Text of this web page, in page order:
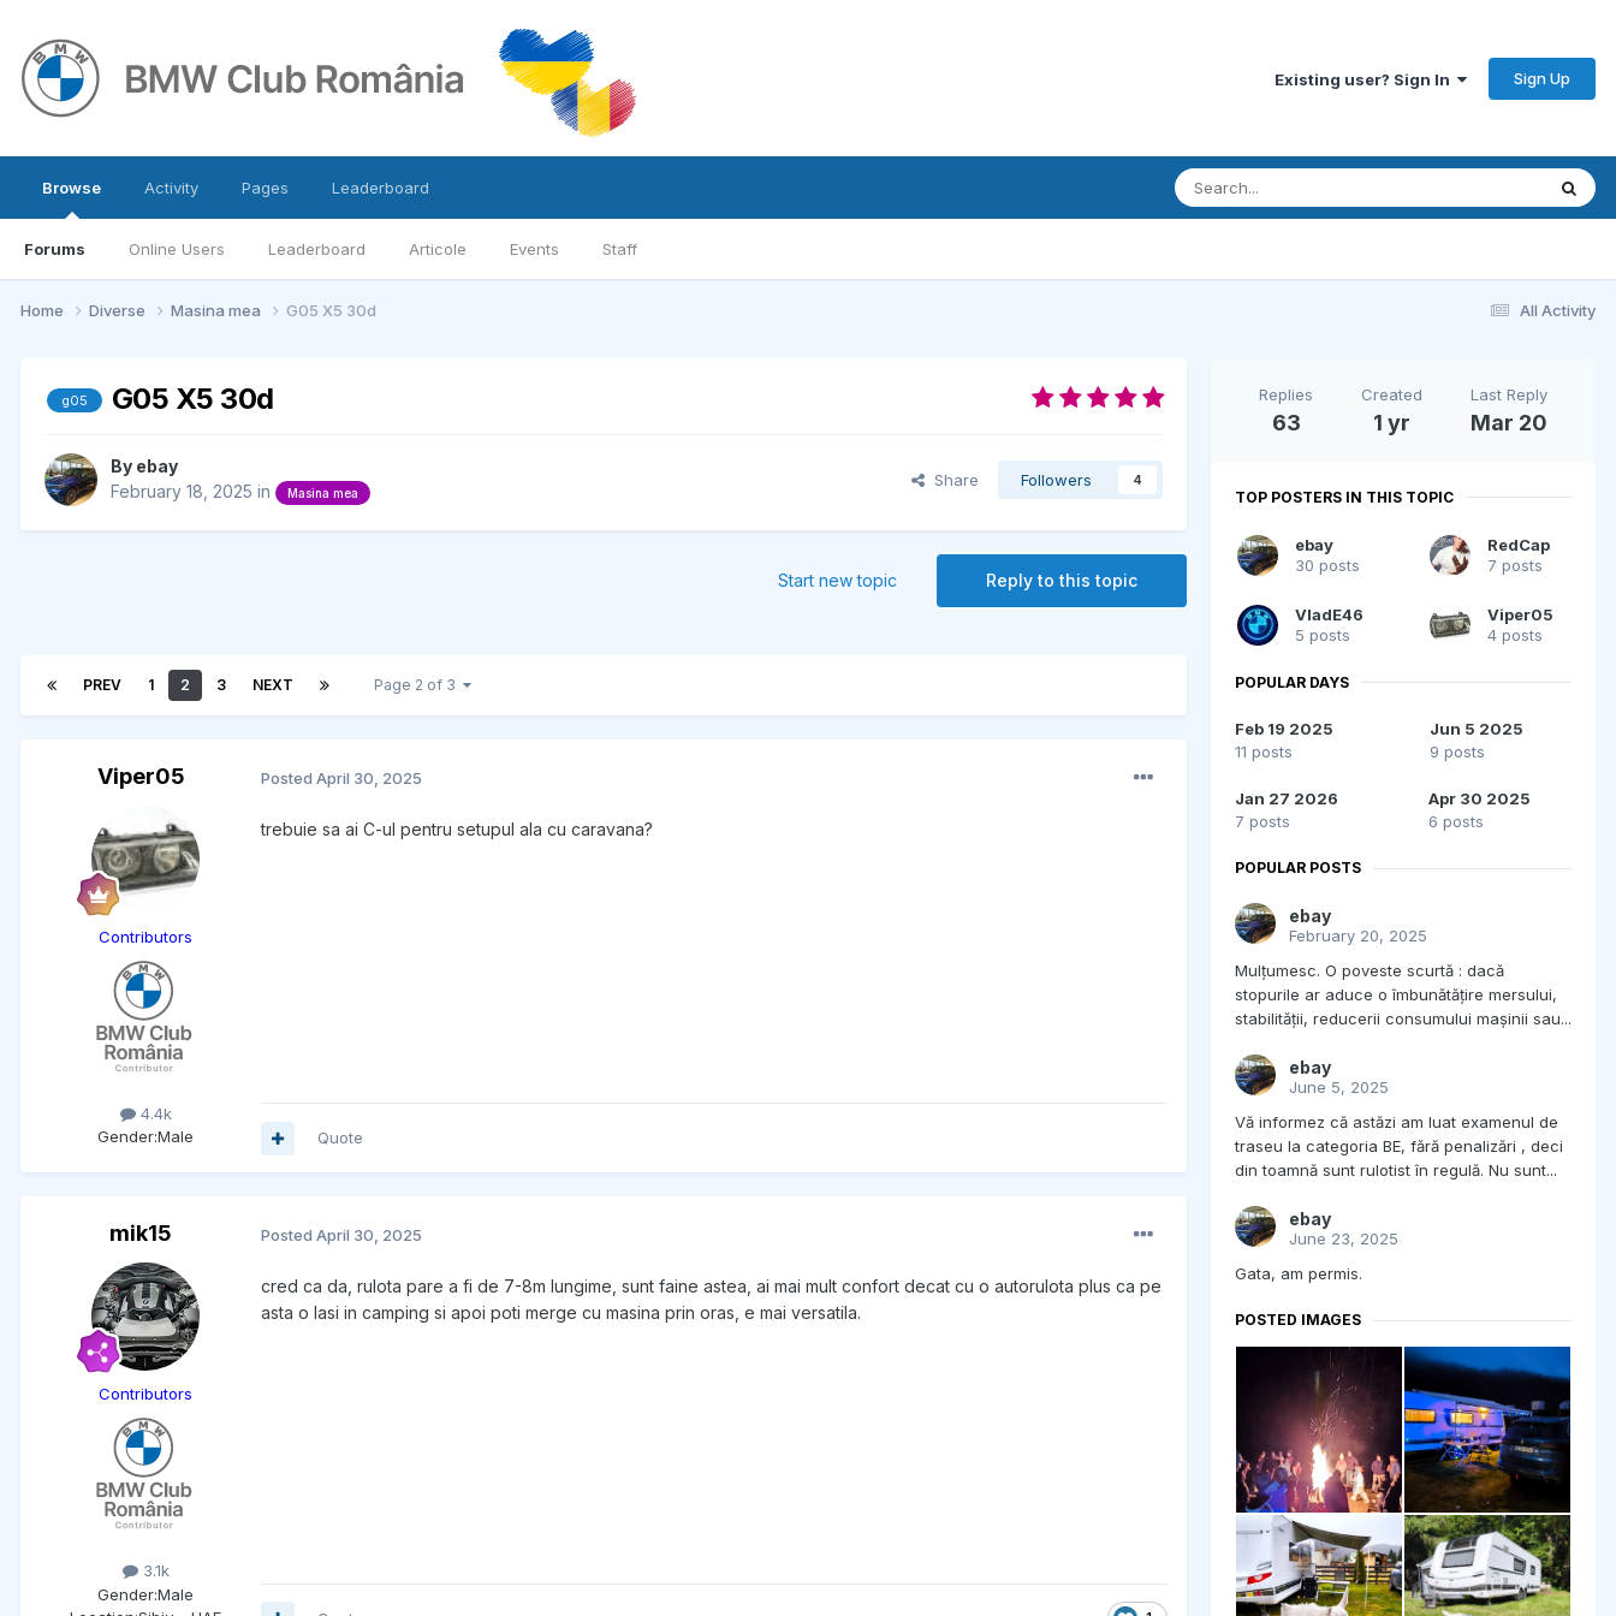
Existing user? Sign In Sign Up
Browse
Forums Online Users Leaderboard Articole Events Staff
Activity Pages Leaderboard
All Activity
Home Diverse Masina mea G05 X5 30d
g05 G05 X5 30d
By ebay
February 18, 2025 in Masina mea
Share Followers 4
Reply to this topic
Start new topic
PREV 1 2 3 NEXT Page 2 of 3
Viper05
Contributors
4.4k
Gender:Male
Posted April 30, 2025
trebuie sa ai C-ul pentru setupul ala cu caravana?
Quote
mik15
Contributors
3.1k
Gender:Male
Posted April 30, 2025
cred ca da, rulota pare a fi de 7-8m lungime, sunt faine astea, ai mai mult confort decat cu o autorulota plus ca pe
asta o lasi in camping si apoi poti merge cu masina prin oras, e mai versatila.
Replies
63
Created
1 yr
Last Reply
Mar 20
TOP POSTERS IN THIS TOPIC
ebay
30 posts
RedCap
7 posts
VladE46
5 posts
Viper05
4 posts
POPULAR DAYS
Feb 19 2025
11 posts
Jun 5 2025
9 posts
Jan 27 2026
7 posts
Apr 30 2025
6 posts
POPULAR POSTS
ebay
February 20, 2025
Mulțumesc. O poveste scurtă : dacă
stopurile ar aduce o îmbunătățire mersului,
stabilității, reducerii consumului mașinii sau...
ebay
June 5, 2025
Vă informez că astăzi am luat examenul de
traseu la categoria BE, fără penalizări , deci
din toamnă sunt rulotist în regulă. Nu sunt...
ebay
June 23, 2025
Gata, am permis.
POSTED IMAGES